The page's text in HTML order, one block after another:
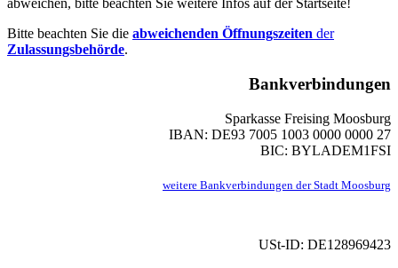
abweichen, bitte beachten Sie weitere Infos auf der Startseite!
Bitte beachten Sie die abweichenden Öffnungszeiten der
Zulassungsbehörde.
Bankverbindungen
Sparkasse Freising Moosburg
IBAN: DE93 7005 1003 0000 0000 27
BIC: BYLADEM1FSI
weitere Bankverbindungen der Stadt Moosburg
USt-ID: DE128969423